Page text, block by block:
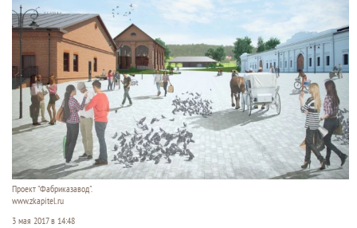
Проект "Фабриказавод".
www.zkapitel.ru
3 мая 2017 в 14:48